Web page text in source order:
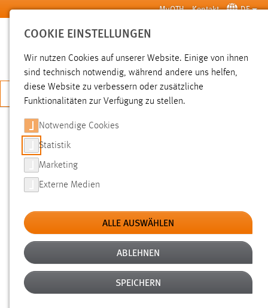
Zum Hauptinhalt springen MyOTH Kontakt DE
SUCHE
JETZT BEWERBEN
Hochschule Aktuelles News der OTH Amberg-Weiden
GEMEINSCHAFTSPROJEKT „AUF
FLÜGELN DES GESANGES“
20.11.2015
„Auf Flügeln des Gesanges“ das Publikum
durch den Abend zu tragen – Dieses Ziel
haben sich die Hochschule für Musik
Nürnberg, die OTH Amberg-Weiden und das
COOKIE EINSTELLUNGEN
Wir nutzen Cookies auf unserer Website. Einige von ihnen
sind technisch notwendig, während andere uns helfen,
diese Website zu verbessern oder zusätzliche
Funktionalitäten zur Verfügung zu stellen.
Notwendige Cookies
Statistik
Marketing
Externe Medien
ALLE AUSWÄHLEN
ABLEHNEN
SPEICHERN